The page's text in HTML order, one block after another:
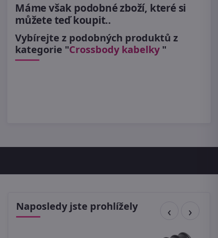
Máme však podobné zboží, které si
můžete teď koupit..
Vybírejte z podobných produktů z
kategorie "Crossbody kabelky "
Naposledy jste prohlížely